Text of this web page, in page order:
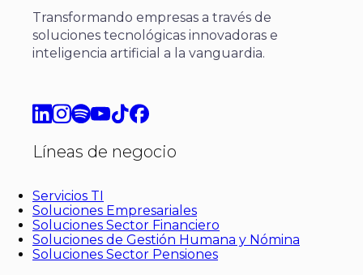
Transformando empresas a través de
soluciones tecnológicas innovadoras e
inteligencia artificial a la vanguardia.
Líneas de negocio
Servicios TI
Soluciones Empresariales
Soluciones Sector Financiero
Soluciones de Gestión Humana y Nómina
Soluciones Sector Pensiones